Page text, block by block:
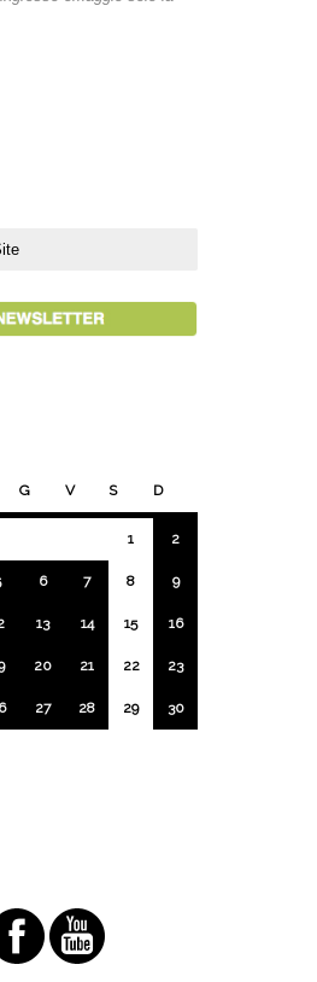
G V S D
1 2
6 7 8 9
13 14 15 16
20 21 22 23
27 28 29 30